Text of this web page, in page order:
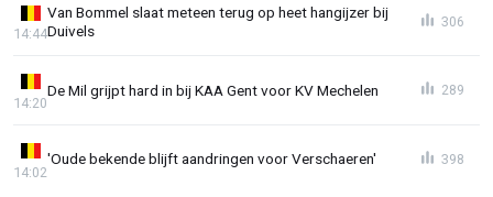
Van Bommel slaat meteen terug op heet hangijzer bij
Duivels
14:44
306
De Mil grijpt hard in bij KAA Gent voor KV Mechelen
14:20
289
'Oude bekende blijft aandringen voor Verschaeren'
14:02
398